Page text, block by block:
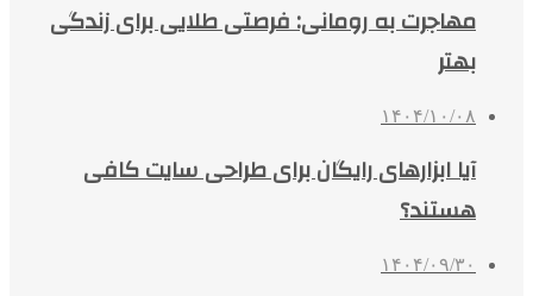
مهاجرت به رومانی: فرصتی طلایی برای زندگی
بهتر
۱۴۰۴/۱۰/۰۸
آیا ابزارهای رایگان برای طراحی سایت کافی
هستند؟
۱۴۰۴/۰۹/۳۰